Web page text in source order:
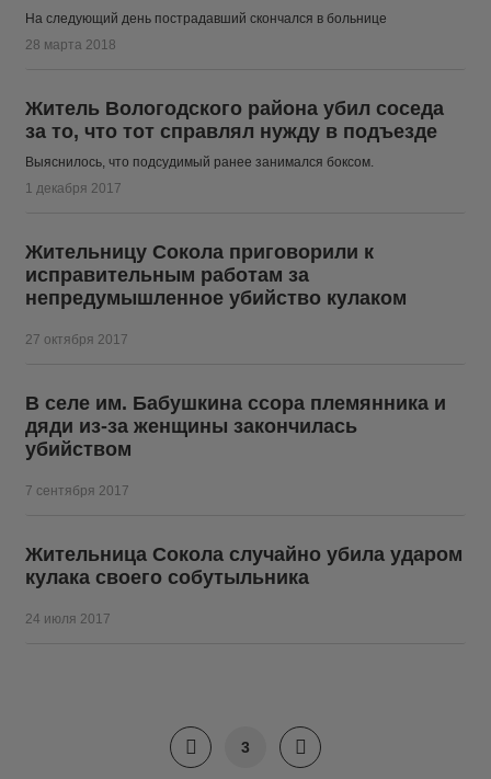
На следующий день пострадавший скончался в больнице
28 марта 2018
Житель Вологодского района убил соседа
за то, что тот справлял нужду в подъезде
Выяснилось, что подсудимый ранее занимался боксом.
1 декабря 2017
Жительницу Сокола приговорили к
исправительным работам за
непредумышленное убийство кулаком
27 октября 2017
В селе им. Бабушкина ссора племянника и
дяди из-за женщины закончилась
убийством
7 сентября 2017
Жительница Сокола случайно убила ударом
кулака своего собутыльника
24 июля 2017
3